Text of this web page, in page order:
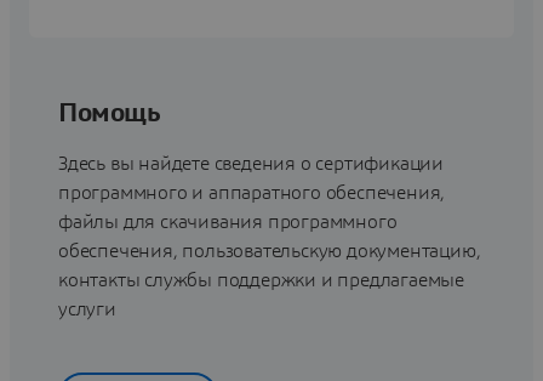
Помощь
Здесь вы найдете сведения о сертификации
программного и аппаратного обеспечения,
файлы для скачивания программного
обеспечения, пользовательскую документацию,
контакты службы поддержки и предлагаемые
услуги